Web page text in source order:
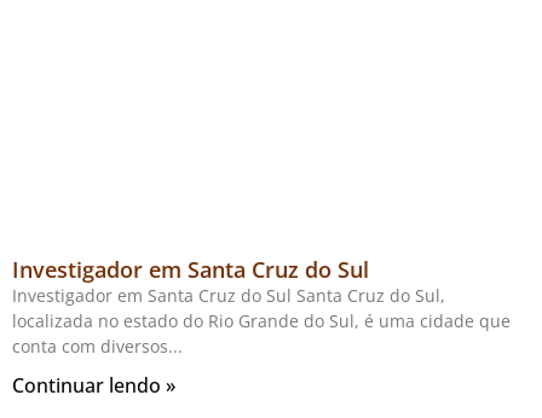
Investigador em Santa Cruz do Sul
Investigador em Santa Cruz do Sul Santa Cruz do Sul,
localizada no estado do Rio Grande do Sul, é uma cidade que
conta com diversos
Continuar lendo »